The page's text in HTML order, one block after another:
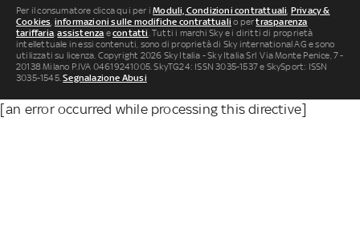
Per il consumatore clicca qui per iModuli, Condizioni contrattuali, Privacy &
Cookies, informazioni sulle modifiche contrattuali o pertrasparenza
tariffaria,assistenza econtatti. Tutti i marchi Sky e i diritti di proprietà
intellettuale in essi contenuti, sono di proprietà di Sky international AG e sono
utilizzati su licenza. Copyright 2026 Sky Italia - Sky Italia Srl Via Monte Penice, 7 -
20138 Milano P.IVA 04619241005. SkyTG24: ISSN 3035-1537 e SkySport: ISSN
3035-1545.Segnalazione Abusi
[an error occurred while processing this directive]